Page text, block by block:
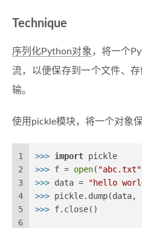
Technique
序列化Python对象 ，将一个
流，以便保存到一个文件、
输。
使用pickle模块，将一个对象
1
2
3
4
5
6
>>> import pickle
>>> f = open( "abc.txt"
>>> data =
"hello
>>> pickle.dump(data,
>>> f.close()